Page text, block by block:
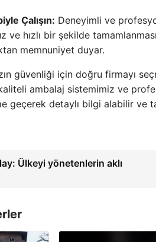
Çalışın: Deneyimli ve
ve hızlı bir şekilde
memnuniyet duyar.
güvenliği için doğru firmayı
ambalaj sistemimiz ve
geçerek detaylı bilgi alabilir ve
Ülkeyi yönetenlerin aklı